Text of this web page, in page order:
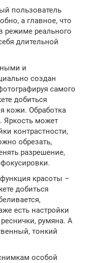
пользователь
а главное, что
режиме реального
длительной
и
создан
самого
добиться
кожи. Обработка
Яркость может
контрастности,
обрезать,
разрешение,
красоты –
добиться
есть настройки
румяна. А
тонкий
особой